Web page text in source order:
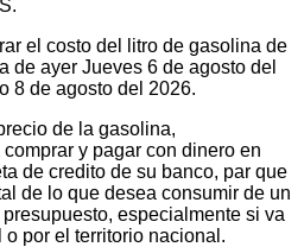
el costo del litro de gasolina de
de ayer Jueves 6 de agosto del
8 de agosto del 2026.
de la gasolina,
y pagar con dinero en
de credito de su banco, par que
de lo que desea consumir de un
especialmente si va
por el territorio nacional.